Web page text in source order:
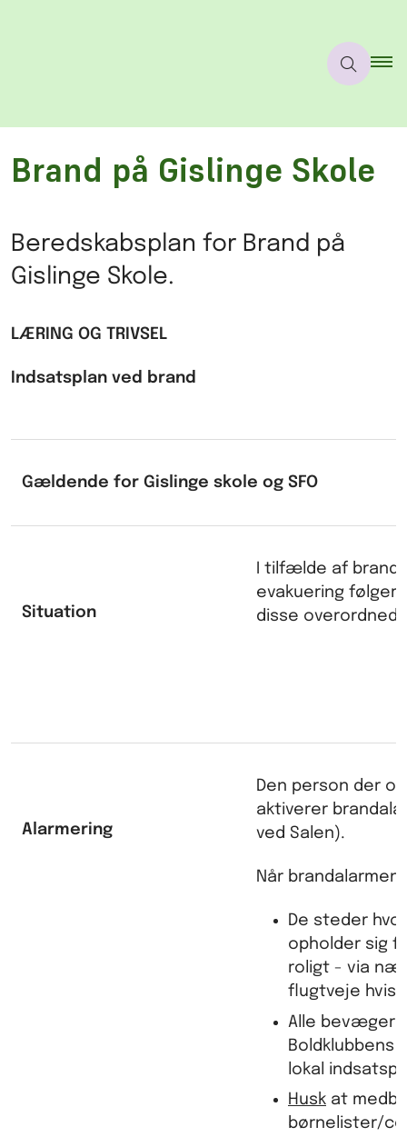
Brand på Gislinge Skole
Beredskabsplan for Brand på
Gislinge Skole.
LÆRING OG TRIVSEL
Indsatsplan ved brand
Gældende for Gislinge skole og SFO
Situation
I tilfælde af brand
evakuering følger
disse
Alarmering
Den person der
aktiverer
ved Salen).
Når brandalarmen
De steder
opholder sig
roligt - via
flugtveje hvis
Alle bevæger
Boldklubbens
lokal
Husk at
børnelister/